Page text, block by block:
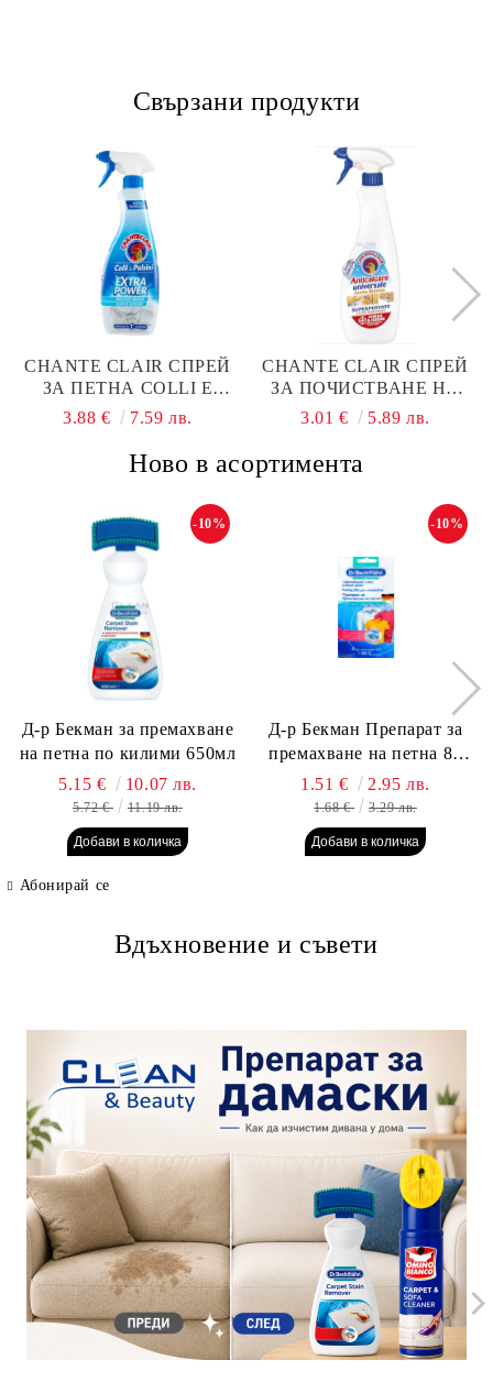
Свързани продукти
CHANTE CLAIR СПРЕЙ
ЗА ПЕТНА COLLI E
POLSINI/ЯКИ И
3.88 € 7.59 лв.
CHANTE CLAIR СПРЕЙ
ЗА ПОЧИСТВАНЕ НА
БАНЯ EXTRA RAPIDO
3.01 € 5.89 лв.
Ново в асортимента
Д-р Бекман за премахване
на петна по килими 650мл
-10%
5.15 € 10.07 лв.
5.72 € 11.19 лв.
Д-р Бекман Препарат за
премахване на петна 80
гр. Пауч
-10%
1.51 € 2.95 лв.
1.68 € 3.29 лв.
Абонирай се
Вдъхновение и съвети